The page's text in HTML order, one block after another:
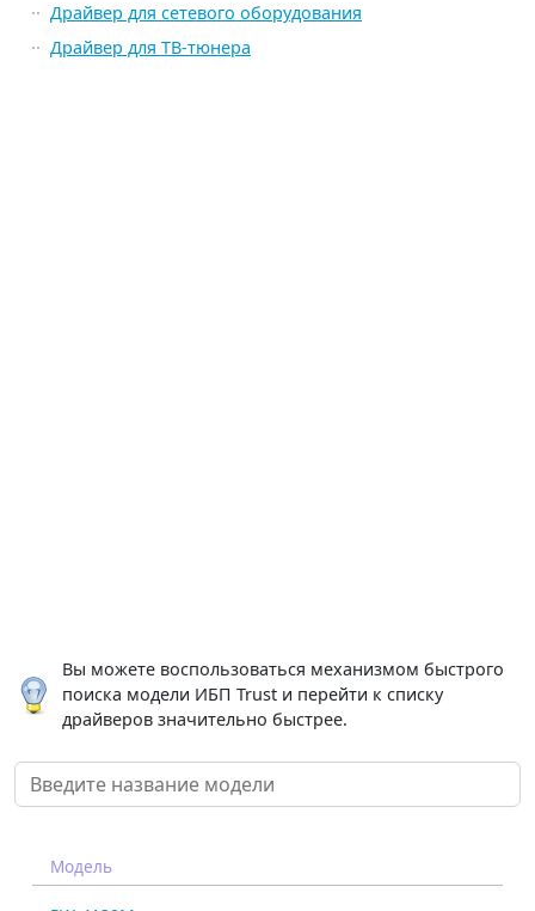
Драйвер для сетевого оборудования
Драйвер для ТВ-тюнера
Вы можете воспользоваться механизмом быстрого
поиска модели ИБП Trust и перейти к списку
драйверов значительно быстрее.
Модель